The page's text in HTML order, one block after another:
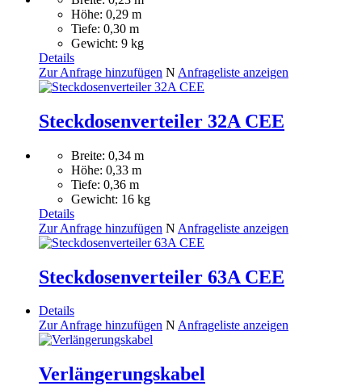
Höhe: 0,29 m
Tiefe: 0,30 m
Gewicht: 9 kg
Details
Zur Anfrage hinzufügen N Anfrageliste anzeigen
Steckdosenverteiler 32A CEE
Breite: 0,34 m
Höhe: 0,33 m
Tiefe: 0,36 m
Gewicht: 16 kg
Details
Zur Anfrage hinzufügen N Anfrageliste anzeigen
Steckdosenverteiler 63A CEE
Details
Zur Anfrage hinzufügen N Anfrageliste anzeigen
Verlängerungskabel